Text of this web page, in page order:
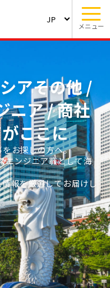
メニュー
アその他 /
ニア / 商社
ここに
お探しの方へ。
エンジニア職として海
報を厳選してお届けし